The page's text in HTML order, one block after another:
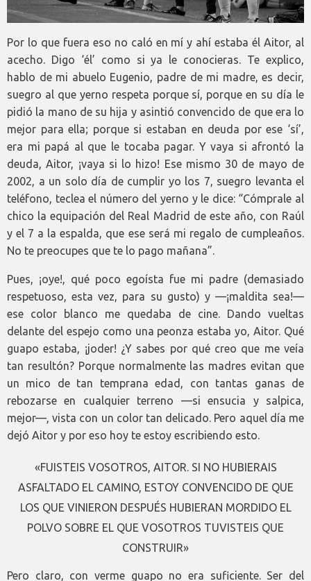
Por lo que fuera eso no caló en mí y ahí estaba él Aitor, al
acecho. Digo ‘él’ como si ya le conocieras. Te explico,
hablo de mi abuelo Eugenio, padre de mi madre, es decir,
suegro al que yerno respeta porque sí, porque en su día le
pidió la mano de su hija y asintió convencido de que era lo
mejor para ella; porque si estaban en deuda por ese ‘sí’,
era mi papá al que le tocaba pagar. Y vaya si afrontó la
deuda, Aitor, ¡vaya si lo hizo! Ese mismo 30 de mayo de
2002, a un solo día de cumplir yo los 7, suegro levanta el
teléfono, teclea el número del yerno y le dice: “Cómprale al
chico la equipación del Real Madrid de este año, con Raúl
y el 7 a la espalda, que ese será mi regalo de cumpleaños.
No te preocupes que te lo pago mañana”.
Pues, ¡oye!, qué poco egoísta fue mi padre (demasiado
respetuoso, esta vez, para su gusto) y —¡maldita sea!—
ese color blanco me quedaba de cine. Dando vueltas
delante del espejo como una peonza estaba yo, Aitor. Qué
guapo estaba, ¡joder! ¿Y sabes por qué creo que me veía
tan resultón? Porque normalmente las madres evitan que
un mico de tan temprana edad, con tantas ganas de
rebozarse en cualquier terreno —si ensucia y salpica,
mejor—, vista con un color tan delicado. Pero aquel día me
dejó Aitor y por eso hoy te estoy escribiendo esto.
«FUISTEIS VOSOTROS, AITOR. SI NO HUBIERAIS
ASFALTADO EL CAMINO, ESTOY CONVENCIDO DE QUE
LOS QUE VINIERON DESPUÉS HUBIERAN MORDIDO EL
POLVO SOBRE EL QUE VOSOTROS TUVISTEIS QUE
CONSTRUIR»
Pero claro, con verme guapo no era suficiente. Ser del